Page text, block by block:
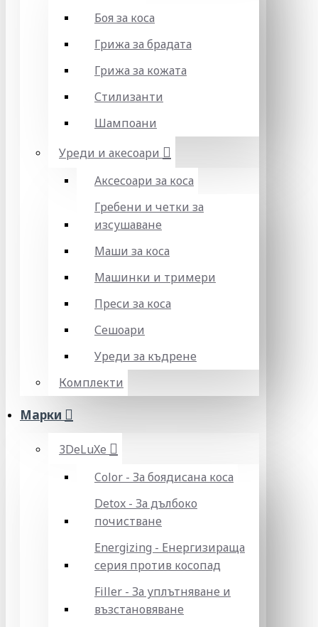
Боя за коса
Грижа за брадата
Грижа за кожата
Стилизанти
Шампоани
Уреди и акесоари
Аксесоари за коса
Гребени и четки за
изсушаване
Маши за коса
Машинки и тримери
Преси за коса
Сешоари
Уреди за къдрене
Комплекти
Марки
3DeLuXe
Color - За боядисана коса
Detox - За дълбоко
почистване
Energizing - Енергизираща
серия против косопад
Filler - За уплътняване и
възстановяване